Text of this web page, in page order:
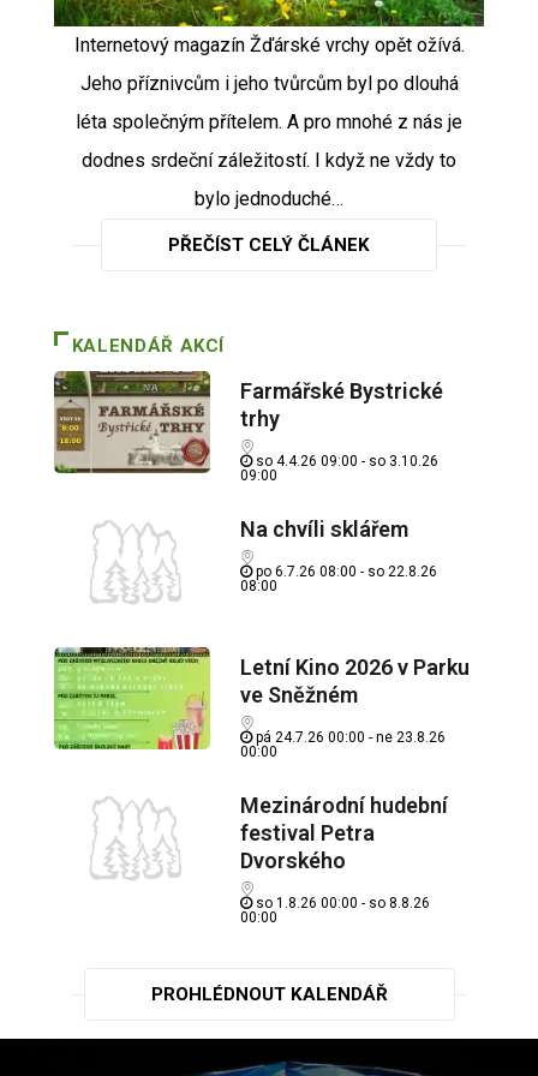
Internetový magazín Žďárské vrchy opět ožívá.
Jeho příznivcům i jeho tvůrcům byl po dlouhá
léta společným přítelem. A pro mnohé z nás je
dodnes srdeční záležitostí. I když ne vždy to
bylo jednoduché…
PŘEČÍST CELÝ ČLÁNEK
KALENDÁŘ AKCÍ
Farmářské Bystrické
trhy
so 4.4.26 09:00 - so 3.10.26
09:00
Na chvíli sklářem
po 6.7.26 08:00 - so 22.8.26
08:00
Letní Kino 2026 v Parku
ve Sněžném
pá 24.7.26 00:00 - ne 23.8.26
00:00
Mezinárodní hudební
festival Petra
Dvorského
so 1.8.26 00:00 - so 8.8.26
00:00
PROHLÉDNOUT KALENDÁŘ